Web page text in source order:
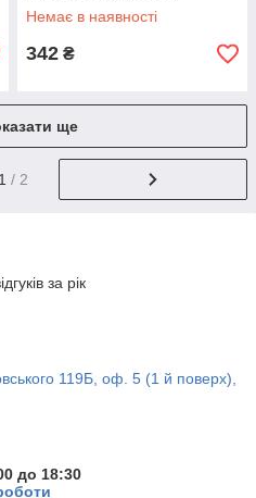
Немає в наявності
342 ₴
ще
1 / 2
за рік
119Б, оф. 5 (1 й поверх),
до 18:30